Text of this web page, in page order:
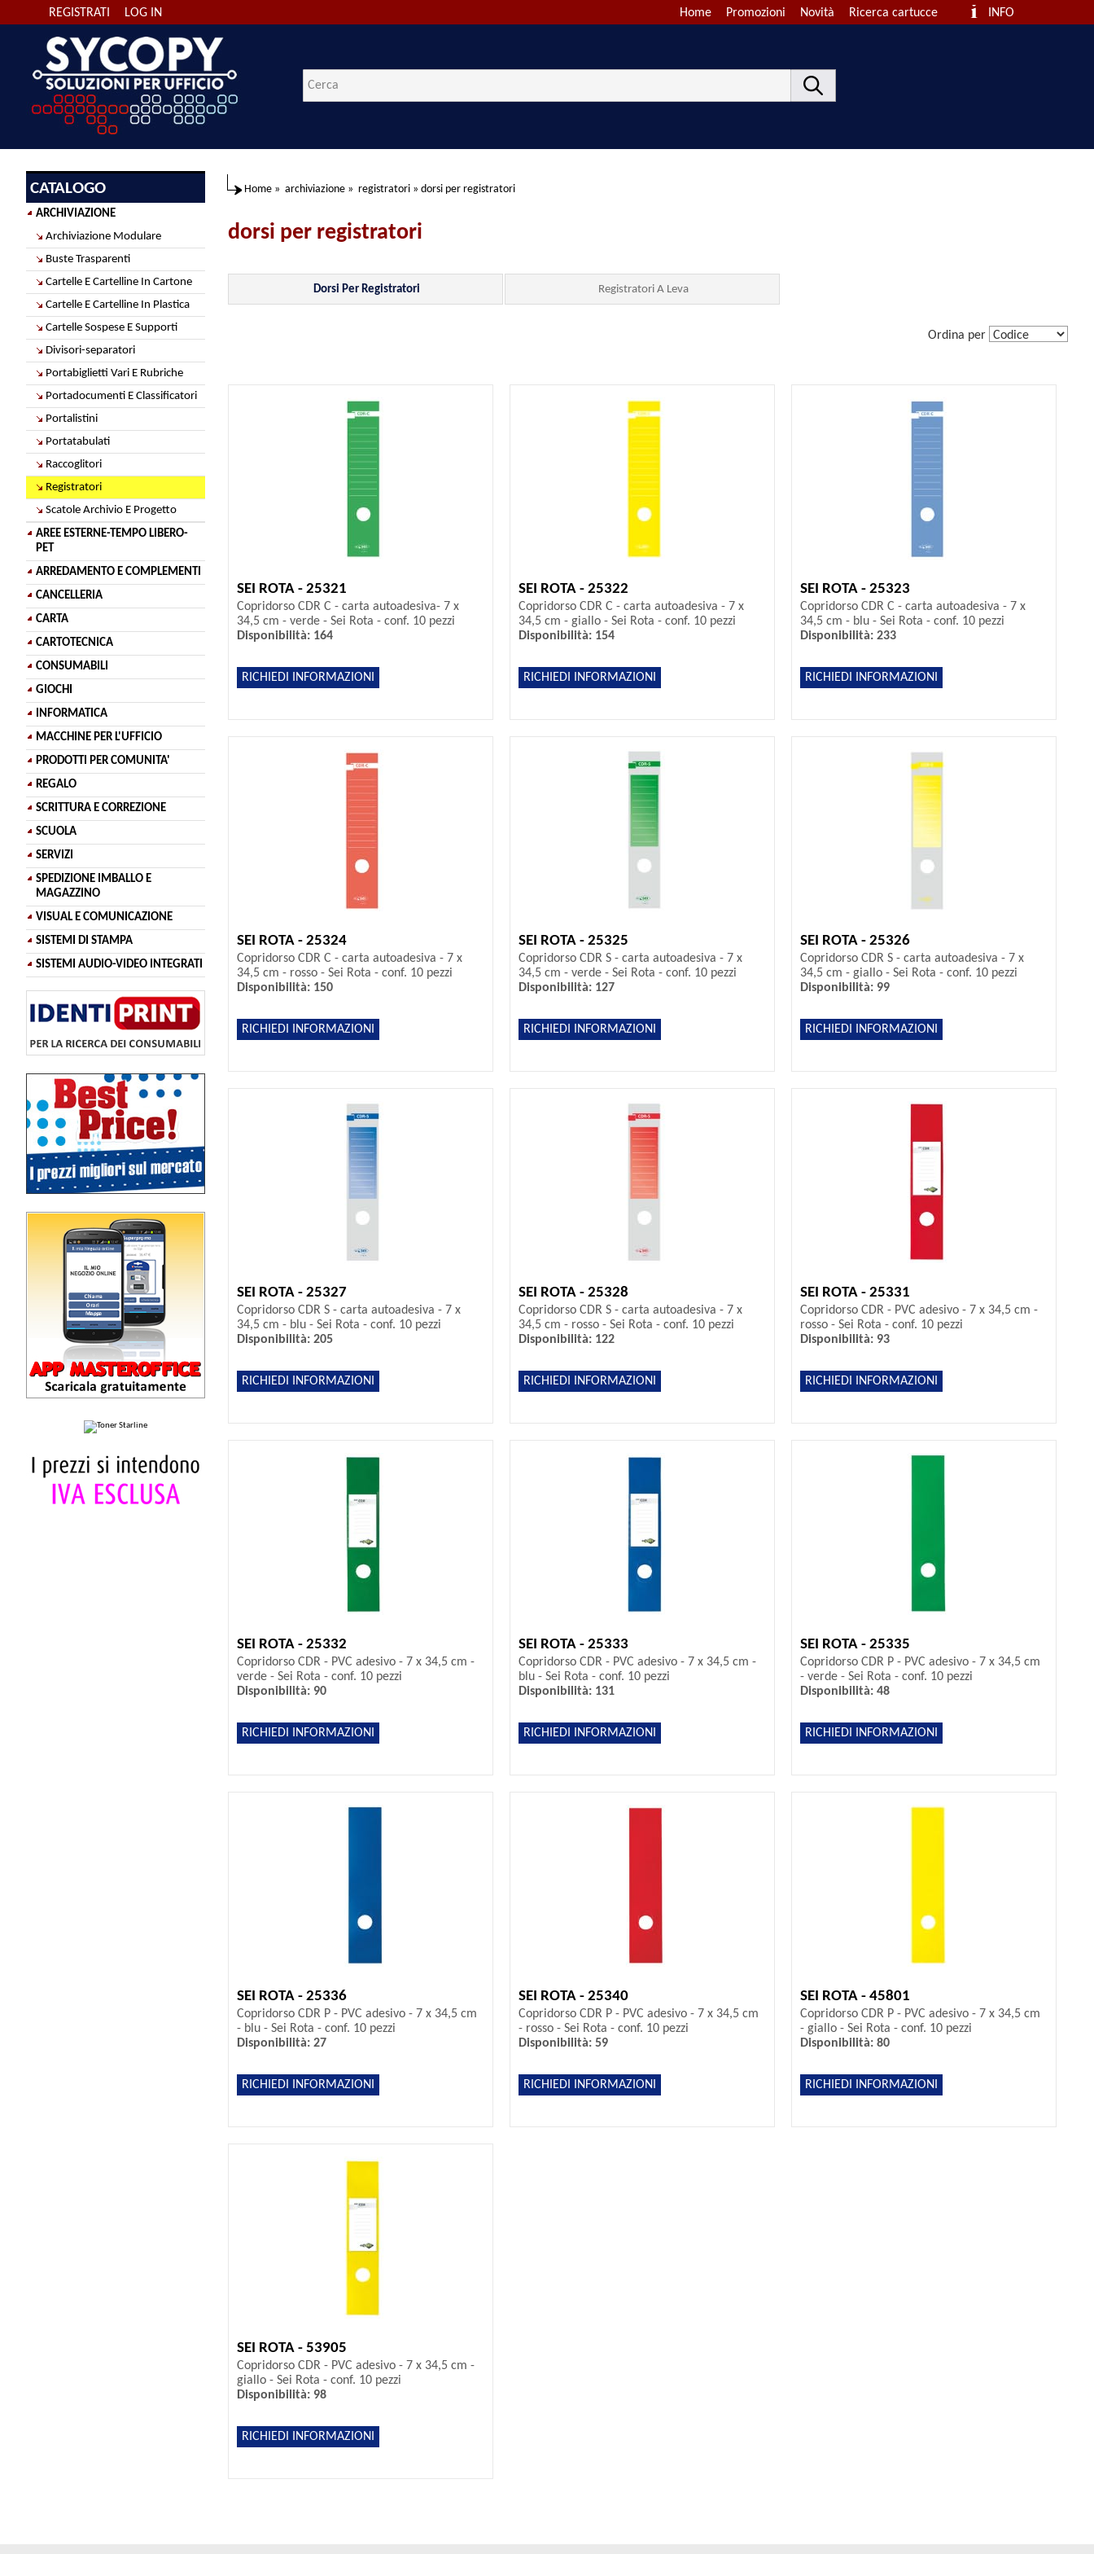
LOG IN
REGISTRATI INFO
Ricerca cartucce
Novità
Promozioni
Home
CATALOGO
ARCHIVIAZIONE
Archiviazione Modulare
Buste Trasparenti
Cartelle E Cartelline In Cartone
Cartelle E Cartelline In Plastica
Cartelle Sospese E Supporti
Divisori-separatori
Portabiglietti Vari E Rubriche
Portadocumenti E Classificatori
Portalistini
Portatabulati
Raccoglitori
Registratori
Scatole Archivio E Progetto
AREE ESTERNE-TEMPO LIBERO-
PET
ARREDAMENTO E COMPLEMENTI
CANCELLERIA
CARTA
CARTOTECNICA
CONSUMABILI
GIOCHI
INFORMATICA
MACCHINE PER L'UFFICIO
PRODOTTI PER COMUNITA'
REGALO
SCRITTURA E CORREZIONE
SCUOLA
SERVIZI
SPEDIZIONE IMBALLO E
MAGAZZINO
VISUAL E COMUNICAZIONE
SISTEMI DI STAMPA
SISTEMI AUDIO-VIDEO INTEGRATI
Home » archiviazione » registratori » dorsi per registratori
dorsi per registratori
Dorsi Per Registratori Registratori A Leva
Ordina per
SEI ROTA - 25321
Copridorso CDR C - carta autoadesiva- 7 x
34,5 cm - verde - Sei Rota - conf. 10 pezzi
Disponibilità: 164
RICHIEDI INFORMAZIONI
SEI ROTA - 25322
Copridorso CDR C - carta autoadesiva - 7 x
34,5 cm - giallo - Sei Rota - conf. 10 pezzi
Disponibilità: 154
RICHIEDI INFORMAZIONI
SEI ROTA - 25323
Copridorso CDR C - carta autoadesiva - 7 x
34,5 cm - blu - Sei Rota - conf. 10 pezzi
Disponibilità: 233
RICHIEDI INFORMAZIONI
SEI ROTA - 25324
Copridorso CDR C - carta autoadesiva - 7 x
34,5 cm - rosso - Sei Rota - conf. 10 pezzi
Disponibilità: 150
RICHIEDI INFORMAZIONI
SEI ROTA - 25325
Copridorso CDR S - carta autoadesiva - 7 x
34,5 cm - verde - Sei Rota - conf. 10 pezzi
Disponibilità: 127
RICHIEDI INFORMAZIONI
SEI ROTA - 25326
Copridorso CDR S - carta autoadesiva - 7 x
34,5 cm - giallo - Sei Rota - conf. 10 pezzi
Disponibilità: 99
RICHIEDI INFORMAZIONI
SEI ROTA - 25327
Copridorso CDR S - carta autoadesiva - 7 x
34,5 cm - blu - Sei Rota - conf. 10 pezzi
Disponibilità: 205
RICHIEDI INFORMAZIONI
SEI ROTA - 25328
Copridorso CDR S - carta autoadesiva - 7 x
34,5 cm - rosso - Sei Rota - conf. 10 pezzi
Disponibilità: 122
RICHIEDI INFORMAZIONI
SEI ROTA - 25331
Copridorso CDR - PVC adesivo - 7 x 34,5 cm -
rosso - Sei Rota - conf. 10 pezzi
Disponibilità: 93
RICHIEDI INFORMAZIONI
SEI ROTA - 25332
Copridorso CDR - PVC adesivo - 7 x 34,5 cm -
verde - Sei Rota - conf. 10 pezzi
Disponibilità: 90
RICHIEDI INFORMAZIONI
SEI ROTA - 25333
Copridorso CDR - PVC adesivo - 7 x 34,5 cm -
blu - Sei Rota - conf. 10 pezzi
Disponibilità: 131
RICHIEDI INFORMAZIONI
SEI ROTA - 25335
Copridorso CDR P - PVC adesivo - 7 x 34,5 cm
- verde - Sei Rota - conf. 10 pezzi
Disponibilità: 48
RICHIEDI INFORMAZIONI
SEI ROTA - 25336
Copridorso CDR P - PVC adesivo - 7 x 34,5 cm
- blu - Sei Rota - conf. 10 pezzi
Disponibilità: 27
RICHIEDI INFORMAZIONI
SEI ROTA - 25340
Copridorso CDR P - PVC adesivo - 7 x 34,5 cm
- rosso - Sei Rota - conf. 10 pezzi
Disponibilità: 59
RICHIEDI INFORMAZIONI
SEI ROTA - 45801
Copridorso CDR P - PVC adesivo - 7 x 34,5 cm
- giallo - Sei Rota - conf. 10 pezzi
Disponibilità: 80
RICHIEDI INFORMAZIONI
SEI ROTA - 53905
Copridorso CDR - PVC adesivo - 7 x 34,5 cm -
giallo - Sei Rota - conf. 10 pezzi
Disponibilità: 98
RICHIEDI INFORMAZIONI